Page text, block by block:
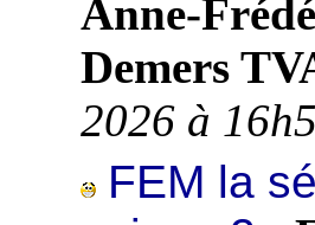
Anne-
Demers
2026 à
FEM la